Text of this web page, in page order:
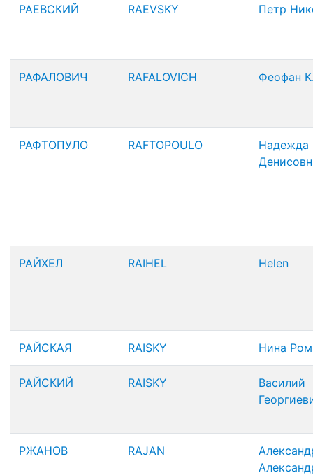
РАЕВСКИЙ RAEVSKY Петр
РАФАЛОВИЧ RAFALOVICH Феофан
РАФТОПУЛО RAFTOPOULO
Надежда
РАЙХЕЛ RAIHEL Helen
РАЙСКАЯ RAISKY Нина
РАЙСКИЙ RAISKY
Василий
РЖАНОВ RAJAN